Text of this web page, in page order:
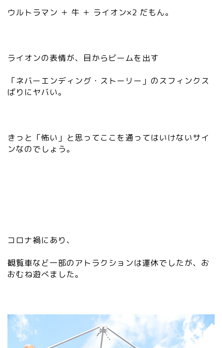
ウルトラマン ＋ 牛 ＋ ライオン×2 だもん。
ライオンの表情が、目からビームを出す
「ネバーエンディング・ストーリー」のスフィンクス
ばりにヤバい。
きっと「怖い」と思ってここを通ってはいけないサイ
ンなのでしょう。
コロナ禍にあり、
観覧車など一部のアトラクションは運休でしたが、お
おむね遊べました。